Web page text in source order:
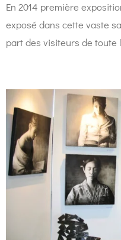
En 2014 première
exposé dans cette vaste
part des visiteurs de toute